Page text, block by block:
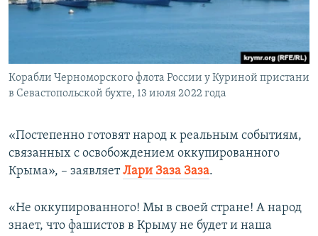
Корабли Черноморского флота России у Куриной пристани
в Севастопольской бухте, 13 июля 2022 года
«Постепенно готовят народ к реальным событиям,
связанных с освобождением оккупированного
Крыма», – заявляетЛари Заза Заза.
«Не оккупированного! Мы в своей стране! А народ
знает, что фашистов в Крыму не будет и наша